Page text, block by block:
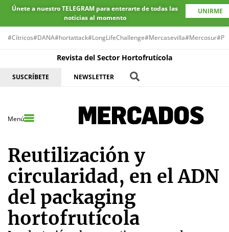
Únete a nuestro TELEGRAM para enterarte de todas las
noticias al momento
UNIRME
#Cítricos#DANA#hortattack#LongLifeChallenge#Mercasevilla#Mercosur
Revista del Sector Hortofrutícola
SUSCRÍBETE NEWSLETTER
Menú
Reutilización y
circularidad, en el ADN
del packaging
hortofrutícola